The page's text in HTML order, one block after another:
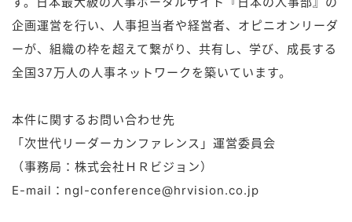
企画運営を行い、人事担当者や経営者、オピニオンリーダ
ーが、組織の枠を超えて繋がり、共有し、学び、成長する
全国37万人の人事ネットワークを築いています。
本件に関するお問い合わせ先
「次世代リーダーカンファレンス」運営委員会
（事務局：株式会社ＨＲビジョン）
E-mail：ngl-conference@hrvision.co.jp